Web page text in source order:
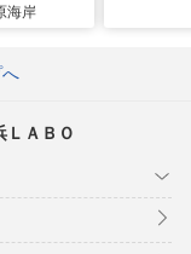
海岸
ＬＡＢＯ